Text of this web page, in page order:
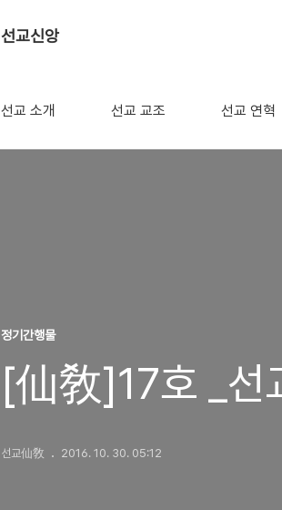
선교신앙
선교 소개 선교 교조 선교 연혁
정기간행물
[仙敎]17호 _선
선교仙敎 2016. 10. 30. 05:12